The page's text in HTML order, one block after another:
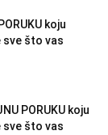
koju
sve što vas
PORUKU koju
sve što vas